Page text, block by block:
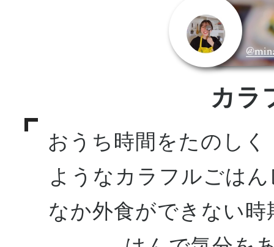
カラ
おうち時間をたのし
ようなカラフルごは
なか外食ができない